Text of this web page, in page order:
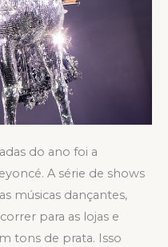
do ano foi a
A série de shows
músicas dançantes,
para as lojas e
tons de prata. Isso